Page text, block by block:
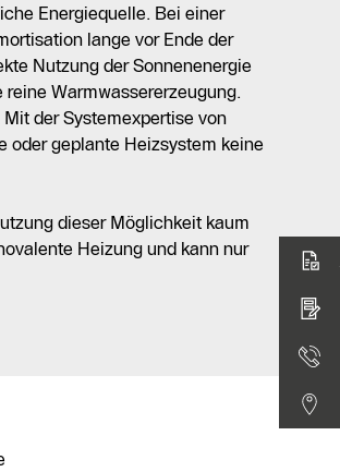
Energiequelle. Bei einer
lange vor Ende der
Nutzung der Sonnenenergie
Warmwassererzeugung.
der Systemexpertise von
oder geplante Heizsystem keine
dieser Möglichkeit kaum
Heizung und kann nur